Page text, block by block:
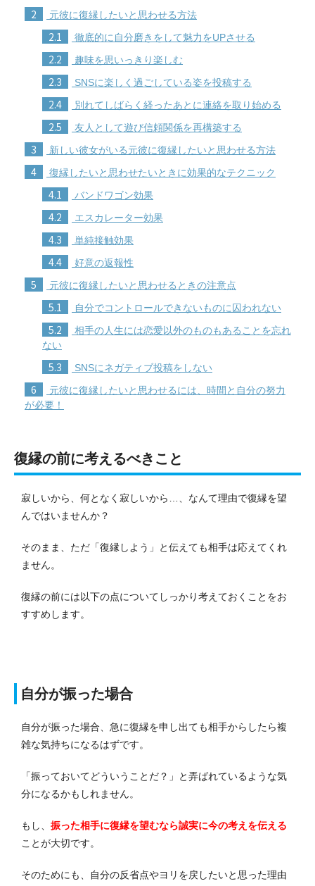
2 元彼に復縁したいと思わせる方法
2.1 徹底的に自分磨きをして魅力をUPさせる
2.2 趣味を思いっきり楽しむ
2.3 SNSに楽しく過ごしている姿を投稿する
2.4 別れてしばらく経ったあとに連絡を取り始める
2.5 友人として遊び信頼関係を再構築する
3 新しい彼女がいる元彼に復縁したいと思わせる方法
4 復縁したいと思わせたいときに効果的なテクニック
4.1 バンドワゴン効果
4.2 エスカレーター効果
4.3 単純接触効果
4.4 好意の返報性
5 元彼に復縁したいと思わせるときの注意点
5.1 自分でコントロールできないものに囚われない
5.2
相手の人生には恋愛以外のものもあることを忘れ
ない
5.3 SNSにネガティブ投稿をしない
6
元彼に復縁したいと思わせるには、時間と自分の努力
が必要！
復縁の前に考えるべきこと
寂しいから、何となく寂しいから…、なんて理由で復縁を望
んではいませんか？
そのまま、ただ「復縁しよう」と伝えても相手は応えてくれ
ません。
復縁の前には以下の点についてしっかり考えておくことをお
すすめします。
自分が振った場合
自分が振った場合、急に復縁を申し出ても相手からしたら複
雑な気持ちになるはずです。
「振っておいてどういうことだ？」と弄ばれているような気
分になるかもしれません。
もし、 振った相手に復縁を望むなら誠実に今の考えを伝える
ことが大切です。
そのためにも、自分の反省点やヨリを戻したいと思った理由